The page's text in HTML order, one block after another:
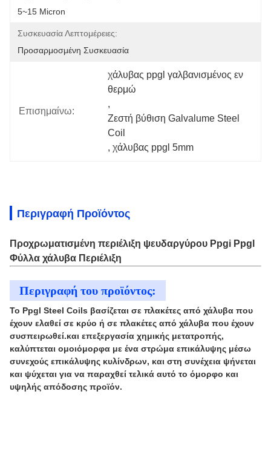
5~15 Micron
Συσκευασία Λεπτομέρειες:
Προσαρμοσμένη Συσκευασία
Επισημαίνω:
χάλυβας ppgl γαλβανισμένος εν
θερμώ
,
Ζεστή βύθιση Galvalume Steel
Coil
, χάλυβας ppgl 5mm
Περιγραφή Προϊόντος
Προχρωματισμένη περιέλιξη ψευδαργύρου Ppgi Ppgl
Φύλλα χάλυβα Περιέλιξη
Περιγραφή του προϊόντος:
Το Ppgl Steel Coils βασίζεται σε πλακέτες από χάλυβα που
έχουν ελαθεί σε κρύο ή σε πλακέτες από χάλυβα που έχουν
συσπειρωθεί.και επεξεργασία χημικής μετατροπής,
καλύπτεται ομοιόμορφα με ένα στρώμα επικάλυψης μέσω
συνεχούς επικάλυψης κυλίνδρων, και στη συνέχεια ψήνεται
και ψύχεται για να παραχθεί τελικά αυτό το όμορφο και
υψηλής απόδοσης προϊόν.